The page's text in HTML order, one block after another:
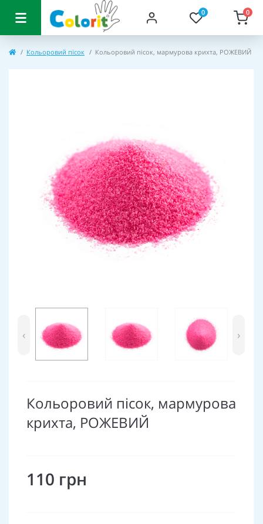
0 0
Кольоровий пісок Кольоровий пісок, мармурова крихта, РОЖЕВИЙ
‹ ›
Кольоровий пісок, мармурова
крихта, РОЖЕВИЙ
110 грн